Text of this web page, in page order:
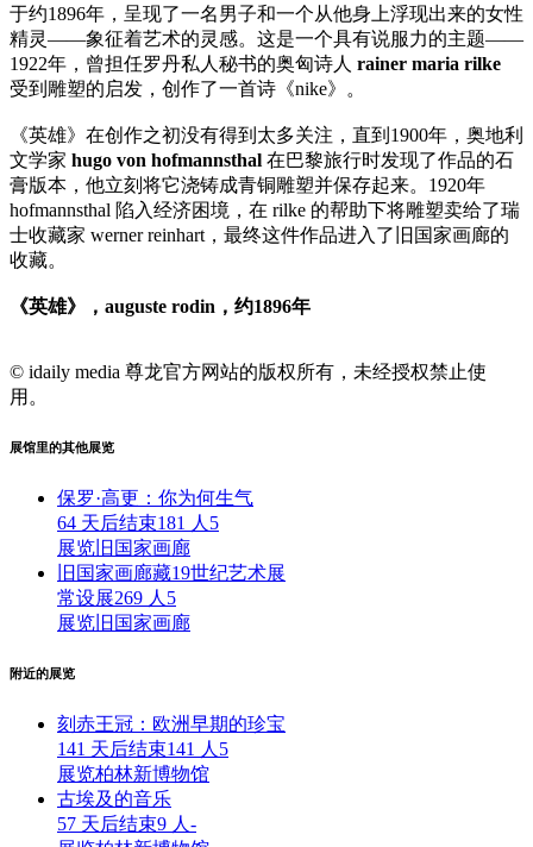
于约1896年，呈现了一名男子和一个从他身上浮现出来的女性
精灵——象征着艺术的灵感。这是一个具有说服力的主题——
1922年，曾担任罗丹私人秘书的奥匈诗人 rainer maria rilke
受到雕塑的启发，创作了一首诗《nike》。
《英雄》在创作之初没有得到太多关注，直到1900年，奥地利
文学家 hugo von hofmannsthal 在巴黎旅行时发现了作品的石
膏版本，他立刻将它浇铸成青铜雕塑并保存起来。1920年
hofmannsthal 陷入经济困境，在 rilke 的帮助下将雕塑卖给了瑞
士收藏家 werner reinhart，最终这件作品进入了旧国家画廊的
收藏。
《英雄》，auguste rodin，约1896年
© idaily media 尊龙官方网站的版权所有，未经授权禁止使
用。
展馆里的其他展览
保罗·高更：你为何生气
64 天后结束181 人 5
展览 旧国家画廊
旧国家画廊藏19世纪艺术展
常设展269 人 5
展览 旧国家画廊
附近的展览
刻赤王冠：欧洲早期的珍宝
141 天后结束141 人 5
展览柏林新博物馆
古埃及的音乐
57 天后结束9 人 -